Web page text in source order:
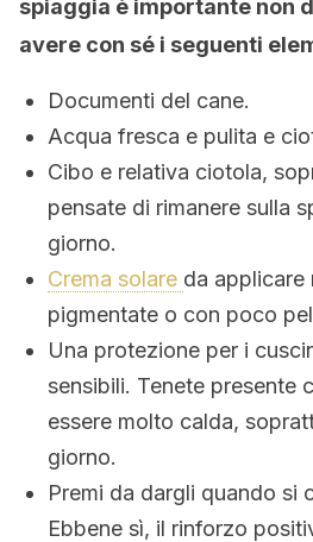
spiaggia è importante non
avere con sé i seguenti
Documenti del cane.
Acqua fresca e pulita e
Cibo e relativa ciotola,
pensate di rimanere sulla
giorno.
Crema solare da applicare
pigmentate o con poco
Una protezione per i
sensibili. Tenete presente
essere molto calda,
giorno.
Premi da dargli quando si
Ebbene sì, il rinforzo